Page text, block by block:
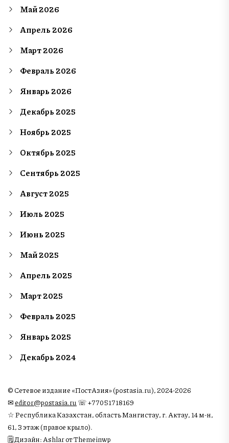
Май 2026
Апрель 2026
Март 2026
Февраль 2026
Январь 2026
Декабрь 2025
Ноябрь 2025
Октябрь 2025
Сентябрь 2025
Август 2025
Июль 2025
Июнь 2025
Май 2025
Апрель 2025
Март 2025
Февраль 2025
Январь 2025
Декабрь 2024
© Сетевое издание «ПостАзия» (postasia.ru), 2024-2026
✉︎editor@postasia.ru ☏ +77051718169
☆ Республика Казахстан, область Мангистау, г. Актау, 14 м-н,
61, 3 этаж (правое крыло).
🗒 Дизайн: Ashlar от Themeinwp